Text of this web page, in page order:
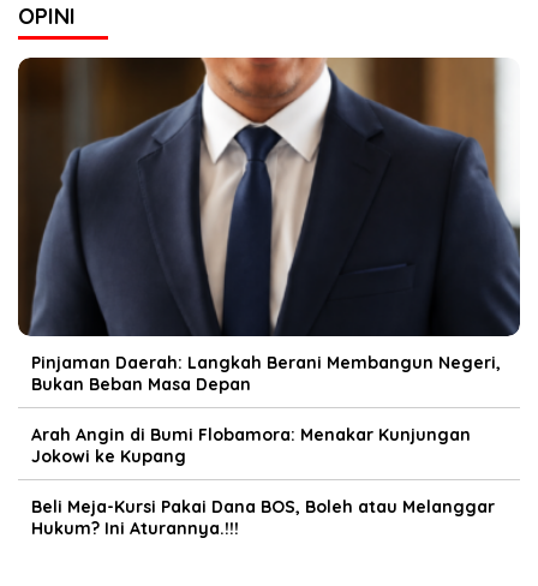
OPINI
Pinjaman Daerah: Langkah Berani Membangun Negeri,
Bukan Beban Masa Depan
Arah Angin di Bumi Flobamora: Menakar Kunjungan
Jokowi ke Kupang
Beli Meja-Kursi Pakai Dana BOS, Boleh atau Melanggar
Hukum? Ini Aturannya.!!!